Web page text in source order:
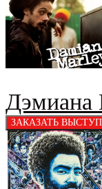
Дэмиана